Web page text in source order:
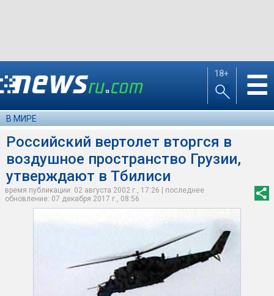
18+ ☰
В МИРЕ
Российский вертолет вторгся в
воздушное пространство Грузии,
утверждают в Тбилиси
время публикации: 02 августа 2002 г., 17:26 | последнее
обновление: 07 декабря 2017 г., 08:56